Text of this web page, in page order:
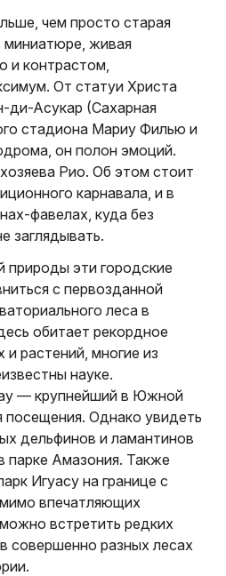
чем просто старая
миниатюре, живая
и контрастом,
От статуи Христа
ди-Асукар (Сахарная
стадиона Мариу Филью и
он полон эмоций.
Рио. Об этом стоит
карнавала, и в
фавелах, куда без
заглядывать.
эти городские
с первозданной
леса в
обитает рекордное
растений, многие из
науке.
— крупнейший в Южной
Однако увидеть
дельфинов и ламантинов
парке Амазония. Также
Игуасу на границе с
впечатляющих
встретить редких
совершенно разных лесах